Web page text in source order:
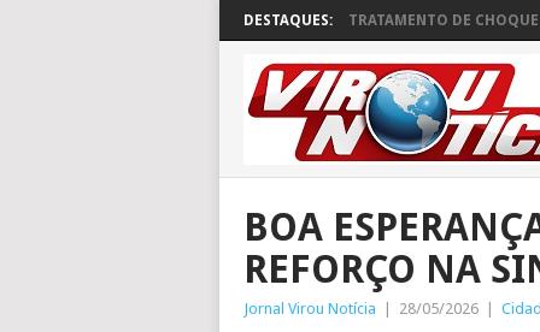
DESTAQUES: TRATAMENTO DE
BOA
REFORÇO NA
Jornal Virou Notícia 28/05/2026